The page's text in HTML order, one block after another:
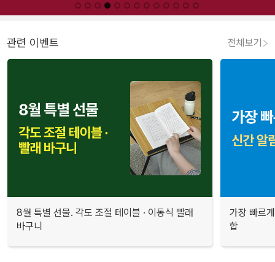
관련 이벤트 전체보기
8월 특별 선물. 각도 조절 테이블 · 이동식 빨래
바구니
가장 빠르
합